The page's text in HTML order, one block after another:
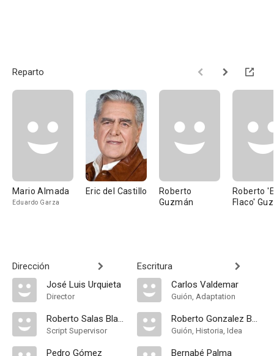
Reparto
Mario Almada
Eduardo Garza
Eric del Castillo
Roberto
Guzmán
Roberto
Flaco'
Dirección
José Luis Urquieta
Director
Roberto Salas Blanco
Script Supervisor
Pedro Gómez
Escritura
Carlos Valdemar
Guión, Adaptation
Roberto Gonzalez Benavidez
Guión, Historia, Idea
Bernabé Palma